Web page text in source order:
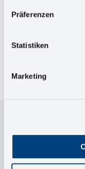
Präferenzen
Statistiken
Marketing
Dann füllen Sie